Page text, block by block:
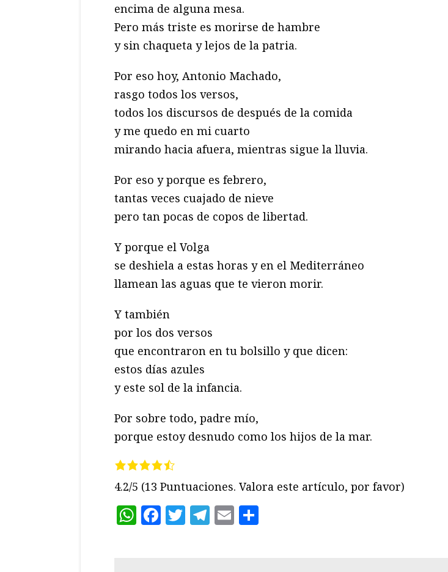
encima de alguna mesa.
Pero más triste es morirse de hambre
y sin chaqueta y lejos de la patria.
Por eso hoy, Antonio Machado,
rasgo todos los versos,
todos los discursos de después de la comida
y me quedo en mi cuarto
mirando hacia afuera, mientras sigue la lluvia.
Por eso y porque es febrero,
tantas veces cuajado de nieve
pero tan pocas de copos de libertad.
Y porque el Volga
se deshiela a estas horas y en el Mediterráneo
llamean las aguas que te vieron morir.
Y también
por los dos versos
que encontraron en tu bolsillo y que dicen:
estos días azules
y este sol de la infancia.
Por sobre todo, padre mío,
porque estoy desnudo como los hijos de la mar.
4.2/5 (13 Puntuaciones. Valora este artículo, por favor)
WhatsApp
Facebook
Twitter
Telegram
Email